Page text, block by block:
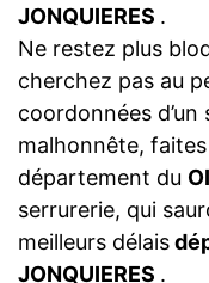
JONQUIERES .
Ne restez plus
cherchez pas au
coordonnées d’un
malhonnête,
département du
serrurerie, qui
meilleurs délais
JONQUIERES .